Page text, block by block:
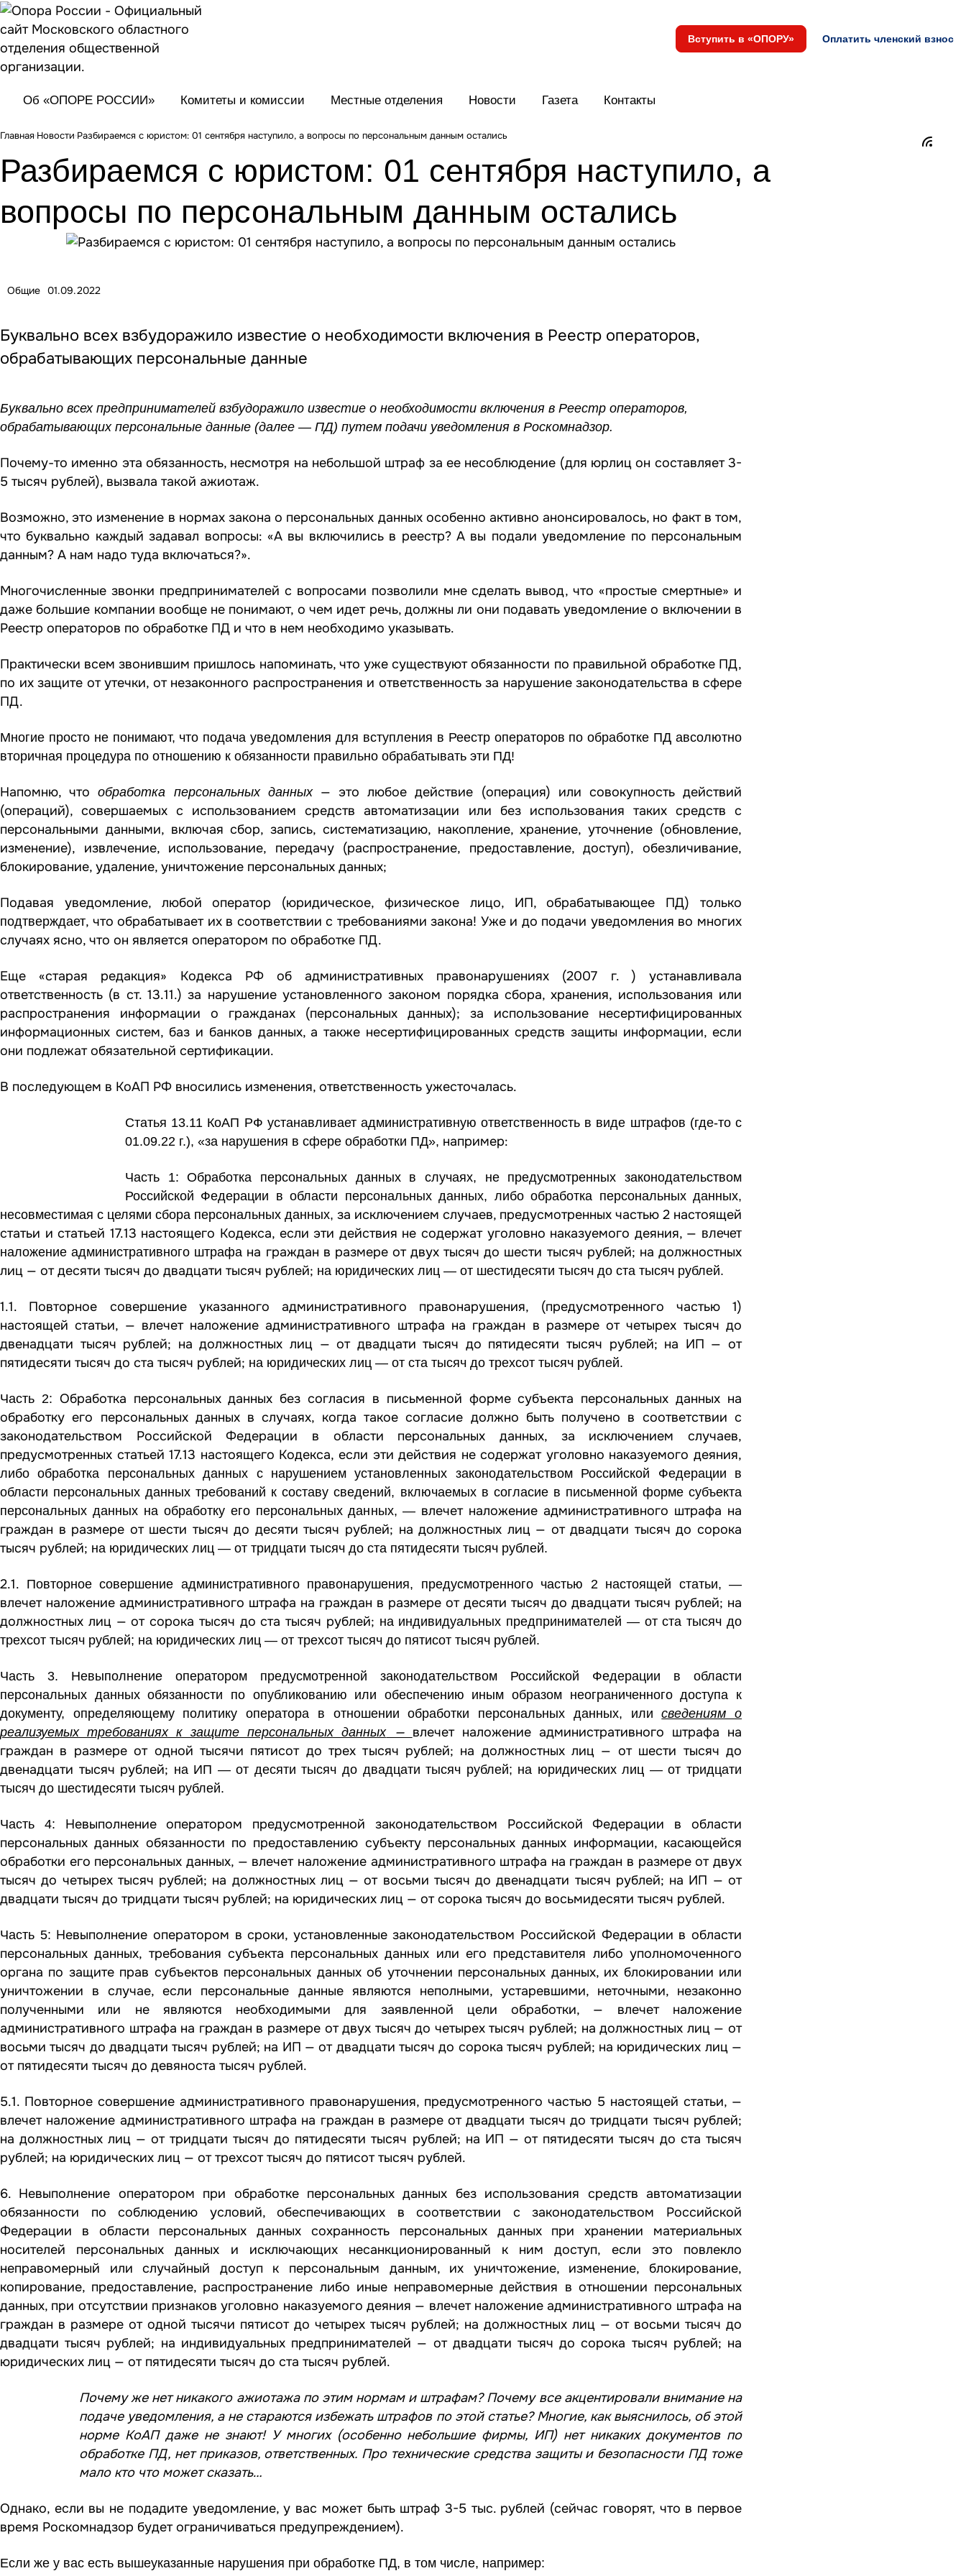
Вступить в «ОПОРУ» Оплатить членский взнос
Об «ОПОРЕ РОССИИ» Комитеты и комиссии Местные отделения Новости Газета Контакты
Главная Новости Разбираемся с юристом: 01 сентября наступило, а вопросы по персональным данным остались
Разбираемся с юристом: 01 сентября наступило, а
вопросы по персональным данным остались
Общие 01.09.2022
Буквально всех взбудоражило известие о необходимости включения в Реестр операторов,
обрабатывающих персональные данные
Буквально всех предпринимателей взбудоражило известие о необходимости включения в Реестр операторов,
обрабатывающих персональные данные (далее — ПД) путем подачи уведомления в Роскомнадзор.
Почему-то именно эта обязанность, несмотря на небольшой штраф за ее несоблюдение (для юрлиц он составляет 3-
5 тысяч рублей), вызвала такой ажиотаж.
Возможно, это изменение в нормах закона о персональных данных особенно активно анонсировалось, но факт в том,
что буквально каждый задавал вопросы: «А вы включились в реестр? А вы подали уведомление по персональным
данным? А нам надо туда включаться?».
Многочисленные звонки предпринимателей с вопросами позволили мне сделать вывод, что «простые смертные» и
даже большие компании вообще не понимают, о чем идет речь, должны ли они подавать уведомление о включении в
Реестр операторов по обработке ПД и что в нем необходимо указывать.
Практически всем звонившим пришлось напоминать, что уже существуют обязанности по правильной обработке ПД,
по их защите от утечки, от незаконного распространения и ответственность за нарушение законодательства в сфере
ПД.
Многие просто не понимают, что подача уведомления для вступления в Реестр операторов по обработке ПД авсолютно
вторичная процедура по отношению к обязанности правильно обрабатывать эти ПД!
Напомню, чтообработка персональных данных
— это любое действие (операция) или совокупность действий
(операций), совершаемых с использованием средств автоматизации или без использования таких средств с
персональными данными, включая сбор, запись, систематизацию, накопление, хранение, уточнение (обновление,
изменение), извлечение, использование, передачу (распространение, предоставление, доступ), обезличивание,
блокирование, удаление, уничтожение персональных данных;
Подавая уведомление, любой оператор (юридическое, физическое лицо, ИП, обрабатывающее ПД) только
подтверждает, что обрабатывает их в соответствии с требованиями закона! Уже и до подачи уведомления во многих
случаях ясно, что он является оператором по обработке ПД.
Еще «старая редакция» Кодекса РФ об административных правонарушениях (2007 г. ) устанавливала
ответственность (в ст. 13.11.) за нарушение установленного законом порядка сбора, хранения, использования или
распространения информации о гражданах (персональных данных); за использование несертифицированных
информационных систем, баз и банков данных, а также несертифицированных средств защиты информации, если
они подлежат обязательной сертификации.
В последующем в КоАП РФ вносились изменения, ответственность ужесточалась.
Статья 13.11 КоАП РФ устанавливает административную ответственность в виде штрафов (где-то с
01.09.22 г.), «за нарушения в сфере обработки ПД», например:
Часть 1: Обработка персональных данных в случаях, не предусмотренных законодательством
Российской Федерации в области персональных данных, либо обработка персональных данных,
несовместимая с целями сбора персональных данных, за исключением случаев, предусмотренных частью 2 настоящей
статьи истатьей 17.13 настоящего Кодекса, если эти действия не содержат уголовно наказуемого деяния, — влечет
наложение административного штрафа на граждан в размере от двух тысяч до шести тысяч рублей; на должностных
лиц — от десяти тысяч до двадцати тысяч рублей; на юридических лиц — от шестидесяти тысяч до ста тысяч рублей.
1.1. Повторное совершение указанного административного правонарушения, (предусмотренного частью 1)
настоящей статьи, — влечет наложение административного штрафа на граждан в размере от четырех тысяч до
двенадцати тысяч рублей; на должностных лиц — от двадцати тысяч до пятидесяти тысяч рублей; на ИП — от
пятидесяти тысяч до ста тысяч рублей; на юридических лиц — от ста тысяч до трехсот тысяч рублей.
Часть 2: Обработка персональных данных без согласия в письменной форме субъекта персональных данных на
обработку его персональных данных в случаях, когда такое согласие должно быть получено в соответствии с
законодательством Российской Федерации в области персональных данных, за исключением случаев,
предусмотренных статьей 17.13 настоящего Кодекса, если эти действия не содержат уголовно наказуемого деяния,
либо обработка персональных данных с нарушением установленных законодательством Российской Федерации в
области персональных данныхтребований к составу сведений, включаемых в согласие в письменной форме субъекта
персональных данных на обработку его персональных данных, — влечет наложение административного штрафа на
граждан в размере от шести тысяч до десяти тысяч рублей; на должностных лиц — от двадцати тысяч до сорока
тысяч рублей; на юридических лиц — от тридцати тысяч до ста пятидесяти тысяч рублей.
2.1. Повторное совершение административного правонарушения, предусмотренного частью 2 настоящей статьи, —
влечет наложение административного штрафа на граждан в размере от десяти тысяч до двадцати тысяч рублей; на
должностных лиц — от сорока тысяч до ста тысяч рублей; на индивидуальных предпринимателей — от ста тысяч до
трехсот тысяч рублей; на юридических лиц — от трехсот тысяч до пятисот тысяч рублей.
Часть 3. Невыполнение оператором предусмотренной законодательством Российской Федерации в области
персональных данныхобязанности по опубликованию или обеспечению иным образом неограниченного доступа к
документу, определяющему политику оператора в отношении обработки персональных данных, илисведениям о
реализуемых требованиях к защите персональных данных— влечет наложение административного штрафа на
граждан в размере от одной тысячи пятисот до трех тысяч рублей; на должностных лиц — от шести тысяч до
двенадцати тысяч рублей; на ИП — от десяти тысяч до двадцати тысяч рублей; на юридических лиц — от тридцати
тысяч до шестидесяти тысяч рублей.
Часть 4: Невыполнение оператором предусмотренной законодательством Российской Федерации в области
персональных данных обязанности по предоставлению субъекту персональных данных информации, касающейся
обработки его персональных данных, — влечет наложение административного штрафа на граждан в размере от двух
тысяч до четырех тысяч рублей; на должностных лиц — от восьми тысяч до двенадцати тысяч рублей; на ИП — от
двадцати тысяч до тридцати тысяч рублей; на юридических лиц — от сорока тысяч до восьмидесяти тысяч рублей.
Часть 5: Невыполнение оператором в сроки, установленныезаконодательством Российской Федерации в области
персональных данных, требования субъекта персональных данных или его представителя либо уполномоченного
органа по защите прав субъектов персональных данных об уточнении персональных данных, их блокировании или
уничтожении в случае, если персональные данные являются неполными, устаревшими, неточными, незаконно
полученными или не являются необходимыми для заявленной цели обработки, — влечет наложение
административного штрафа на граждан в размере от двух тысяч до четырех тысяч рублей; на должностных лиц — от
восьми тысяч до двадцати тысяч рублей; на ИП — от двадцати тысяч до сорока тысяч рублей; на юридических лиц —
от пятидесяти тысяч до девяноста тысяч рублей.
5.1. Повторное совершение административного правонарушения, предусмотренного частью 5 настоящей статьи, —
влечет наложение административного штрафа на граждан в размере от двадцати тысяч до тридцати тысяч рублей;
на должностных лиц — от тридцати тысяч до пятидесяти тысяч рублей; на ИП — от пятидесяти тысяч до ста тысяч
рублей; на юридических лиц — от трехсот тысяч до пятисот тысяч рублей.
6. Невыполнение оператором при обработке персональных данных без использования средств автоматизации
обязанности по соблюдению условий, обеспечивающих в соответствии с законодательством Российской
Федерации в области персональных данных сохранность персональных данных при хранении материальных
носителей персональных данных и исключающих несанкционированный к ним доступ, если это повлекло
неправомерный или случайный доступ к персональным данным, их уничтожение, изменение, блокирование,
копирование, предоставление, распространение либо иные неправомерные действия в отношении персональных
данных, при отсутствии признаков уголовно наказуемого деяния — влечет наложение административного штрафа на
граждан в размере от одной тысячи пятисот до четырех тысяч рублей; на должностных лиц — от восьми тысяч до
двадцати тысяч рублей; на индивидуальных предпринимателей — от двадцати тысяч до сорока тысяч рублей; на
юридических лиц — от пятидесяти тысяч до ста тысяч рублей.
Почему же нет никакого ажиотажа по этим нормам и штрафам? Почему все акцентировали внимание на
подаче уведомления, а не стараются избежать штрафов по этой статье? Многие, как выяснилось, об этой
норме КоАП даже не знают! У многих (особенно небольшие фирмы, ИП) нет никаких документов по
обработке ПД, нет приказов, ответственных. Про технические средства защиты и безопасности ПД тоже
мало кто что может сказать…
Однако, если вы не подадите уведомление, у вас может быть штраф 3-5 тыс. рублей (сейчас говорят, что в первое
время Роскомнадзор будет ограничиваться предупреждением).
Если же у вас есть вышеуказанные нарушения при обработке ПД, в том числе, например: